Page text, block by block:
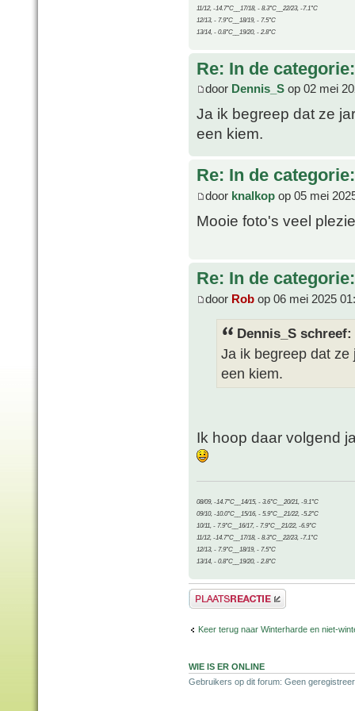
11/12, -14.7°C__17/18, - 8.3°C__22/23, -7.1°C
12/13, - 7.9°C__18/19, - 7.5°C
13/14, - 0.8°C__19/20, - 2.8°C
Re: In de
door Dennis_S op 02 mei
Ja ik begreep dat ze
een kiem.
Re: In de
door knalkop op 05 mei
Mooie foto's veel
Re: In de
door Rob op 06 mei 2025
Dennis_S schreef:
Ja ik begreep dat
een kiem.
Ik hoop daar volgend
08/09, -14.7°C__14/15, - 3.6°C__20/21, -9.1°C
09/10, -10.0°C__15/16, - 5.9°C__21/22, -5.2°C
10/11, - 7.9°C__16/17, - 7.9°C__21/22, -6.9°C
11/12, -14.7°C__17/18, - 8.3°C__22/23, -7.1°C
12/13, - 7.9°C__18/19, - 7.5°C
13/14, - 0.8°C__19/20, - 2.8°C
Plaats een reactie
Keer terug naar Winterharde en niet-
WIE IS ER ONLINE
Gebruikers op dit forum: Geen